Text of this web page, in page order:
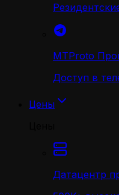
MTProto
Доступ в
Цены
Датацентр